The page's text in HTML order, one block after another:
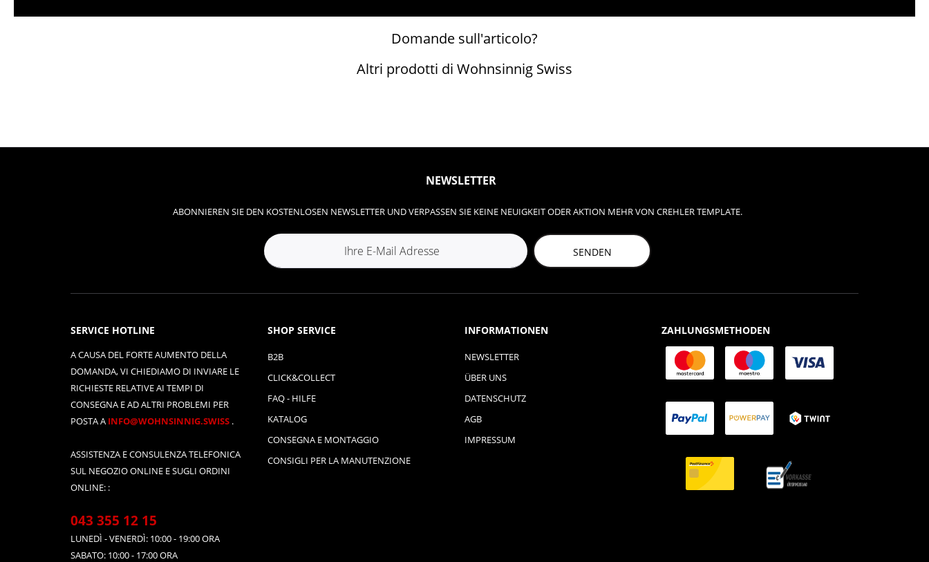
Domande sull'articolo?
Altri prodotti di Wohnsinnig Swiss
NEWSLETTER
ABONNIEREN SIE DEN KOSTENLOSEN NEWSLETTER UND VERPASSEN SIE KEINE NEUIGKEIT ODER AKTION MEHR VON CREHLER TEMPLATE.
SENDEN
SERVICE HOTLINE
A CAUSA DEL FORTE AUMENTO DELLA
DOMANDA, VI CHIEDIAMO DI INVIARE LE
RICHIESTE RELATIVE AI TEMPI DI
CONSEGNA E AD ALTRI PROBLEMI PER
POSTA A INFO@WOHNSINNIG.SWISS .
ASSISTENZA E CONSULENZA TELEFONICA
SUL NEGOZIO ONLINE E SUGLI ORDINI
ONLINE: :
043 355 12 15
LUNEDÌ - VENERDÌ: 10:00 - 19:00 ORA
SABATO: 10:00 - 17:00 ORA
SHOP SERVICE
B2B
CLICK&COLLECT
FAQ - HILFE
KATALOG
CONSEGNA E MONTAGGIO
CONSIGLI PER LA MANUTENZIONE
INFORMATIONEN
NEWSLETTER
ÜBER UNS
DATENSCHUTZ
AGB
IMPRESSUM
ZAHLUNGSMETHODEN